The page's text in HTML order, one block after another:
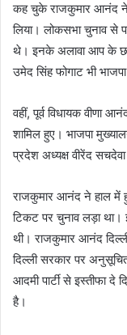
कह चुके राजकुमार आनंद ने
लिया। लोकसभा चुनाव से
थे। इनके अलावा आप के
उमेद सिंह फोगाट भी
वहीं, पूर्व विधायक वीणा
शामिल हुए। भाजपा
प्रदेश अध्यक्ष वीरेंद
राजकुमार आनंद ने हाल में
टिकट पर चुनाव लड़ा था।
थी। राजकुमार आनंद
दिल्ली सरकार पर
आदमी पार्टी से इस्तीफा दे
है।